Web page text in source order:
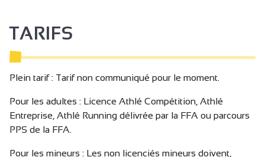
TARIFS
Plein tarif : Tarif non communiqué pour le moment.
Pour les adultes : Licence Athlé Compétition, Athlé
Entreprise, Athlé Running délivrée par la FFA ou parcours
PPS de la FFA.
Pour les mineurs : Les non licenciés mineurs doivent,